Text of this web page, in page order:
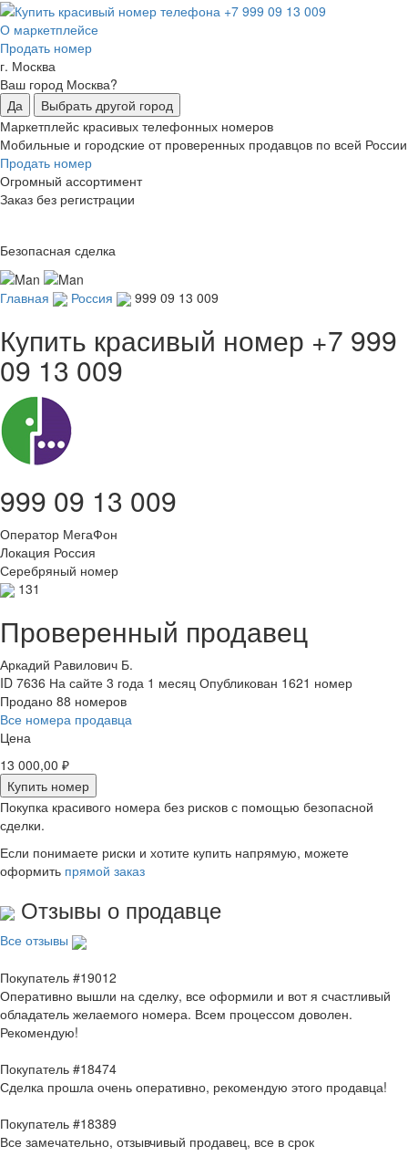
О маркетплейсе
Продать номер
г. Москва
Ваш город Москва?
Да
Выбрать другой город
Маркетплейс красивых телефонных номеров
Мобильные и городские от проверенных продавцов по всей России
Продать номер
Огромный ассортимент
Заказ без регистрации
Безопасная сделка
Главная Россия 999 09 13 009
Купить красивый номер +7 999
09 13 009
999 09 13 009
Оператор МегаФон
Локация Россия
Серебряный номер
131
Проверенный продавец
Аркадий Равилович Б.
ID 7636 На сайте 3 года 1 месяц Опубликован 1621 номер
Продано 88 номеров
Все номера продавца
Цена
13 000,00 ₽
Купить номер
Покупка красивого номера без рисков с помощью безопасной
сделки.
Если понимаете риски и хотите купить напрямую, можете
оформить прямой заказ
Отзывы о продавце
Все отзывы
Покупатель #19012
Оперативно вышли на сделку, все оформили и вот я счастливый
обладатель желаемого номера. Всем процессом доволен.
Рекомендую!
Покупатель #18474
Сделка прошла очень оперативно, рекомендую этого продавца!
Покупатель #18389
Все замечательно, отзывчивый продавец, все в срок